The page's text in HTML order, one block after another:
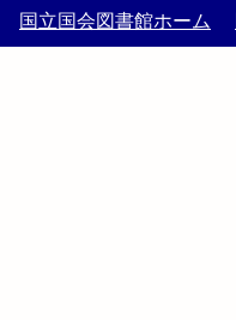
国立国会図書館ホーム